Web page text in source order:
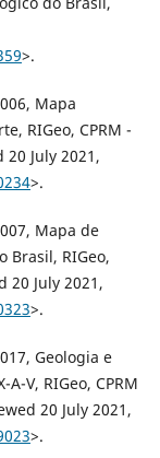
>.
Mapa
RIGeo, CPRM -
July 2021,
>.
Mapa de
Brasil, RIGeo,
20 July 2021,
>.
Geologia e
V, RIGeo, CPRM
20 July 2021,
>.